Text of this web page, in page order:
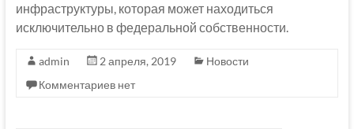
инфраструктуры, которая может находиться
исключительно в федеральной собственности.
admin 2 апреля, 2019
Новости
Комментариев нет